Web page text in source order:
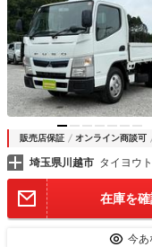
販売店保証 オンライン商談可
埼玉県川越市 タイヨウ
在庫を
今あ